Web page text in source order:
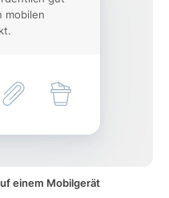
mobilen
einem Mobilgerät